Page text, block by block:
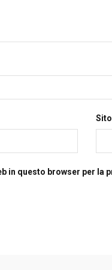
in questo browser per la